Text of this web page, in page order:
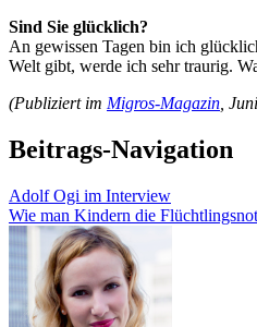
Sind Sie glücklich?
An gewissen Tagen bin ich
Welt gibt, werde ich sehr traurig.
(Publiziert im Migros-Magazin ,
Beitrags-Navigation
Adolf Ogi im Interview
Wie man Kindern die